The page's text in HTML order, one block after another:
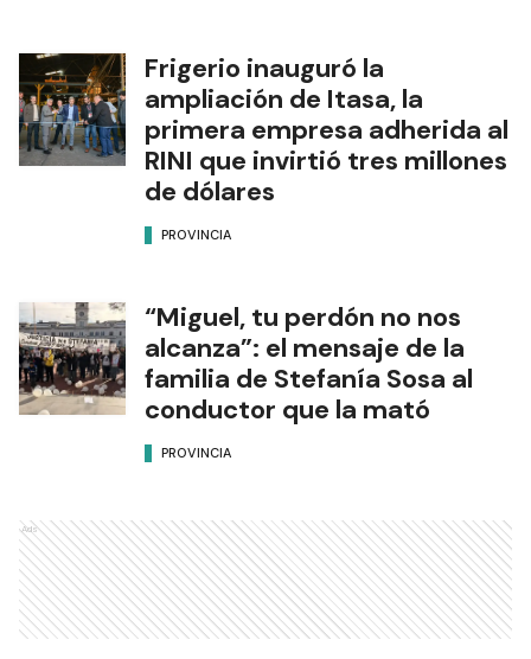
Frigerio inauguró la
ampliación de Itasa, la
primera empresa adherida al
RINI que invirtió tres millones
de dólares
PROVINCIA
“Miguel, tu perdón no nos
alcanza”: el mensaje de la
familia de Stefanía Sosa al
conductor que la mató
PROVINCIA
Ads